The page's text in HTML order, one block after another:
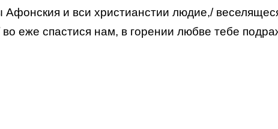
и вси христианстии людие,/
еже спастися нам, в горении любве тебе